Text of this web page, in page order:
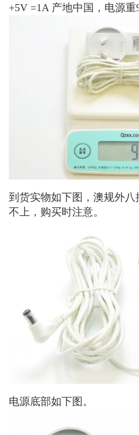
+5V =1A 产地中国，电源重
到货实物如下图，澳规外
不上，购买时注意。
电源底部如下图。